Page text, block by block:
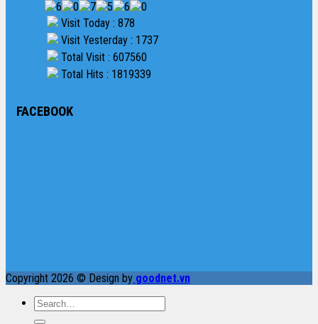
Visit Today : 878
Visit Yesterday : 1737
Total Visit : 607560
Total Hits : 1819339
FACEBOOK
Copyright 2026 © Design by goodnet.vn
Search